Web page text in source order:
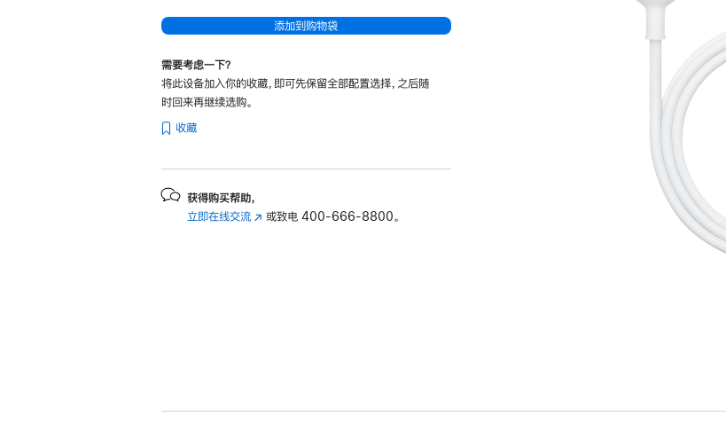
添加到购物袋
需要考虑一下？
将此设备加入你的收藏，即可先保留全部配置选择，之后随
时回来再继续选购。
收藏
获得购买帮助，
立即在线交流 (在 或致电400-666-8800。